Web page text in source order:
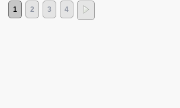
1 2 3 4